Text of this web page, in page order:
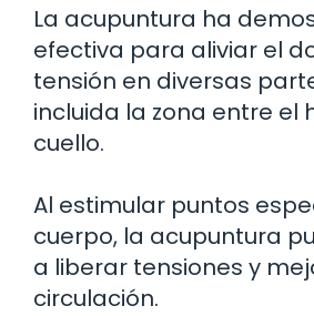
La acupuntura ha
efectiva para aliviar el
tensión en diversas
incluida la zona entre el
cuello.
Al estimular puntos
cuerpo, la acupuntura
a liberar tensiones y
circulación.